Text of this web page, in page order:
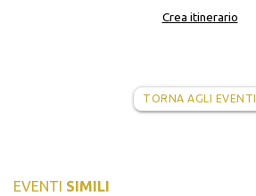
Crea itinerario
TORNA AGLI EVENTI
EVENTI SIMILI